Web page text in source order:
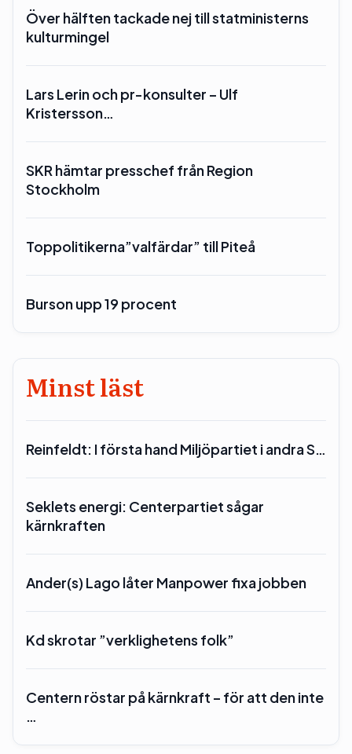
Över hälften tackade nej till statministerns
kulturmingel
Lars Lerin och pr-konsulter – Ulf
Kristersson…
SKR hämtar presschef från Region
Stockholm
Toppolitikerna”valfärdar” till Piteå
Burson upp 19 procent
Minst läst
Reinfeldt: I första hand Miljöpartiet i andra S…
Seklets energi: Centerpartiet sågar
kärnkraften
Ander(s) Lago låter Manpower fixa jobben
Kd skrotar ”verklighetens folk”
Centern röstar på kärnkraft – för att den inte
…